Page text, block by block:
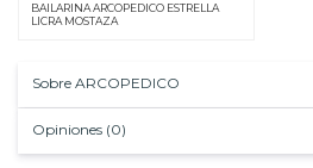
BAILARINA ARCOPEDICO ESTRELLA
LICRA MOSTAZA
Sobre ARCOPEDICO
Opiniones (0)